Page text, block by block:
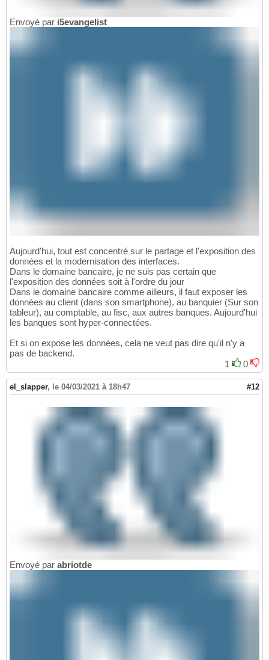
Envoyé par i5evangelist
Aujourd'hui, tout est concentré sur le partage et l'exposition des
données et la modernisation des interfaces.
Dans le domaine bancaire, je ne suis pas certain que
l'exposition des données soit à l'ordre du jour
Dans le domaine bancaire comme ailleurs, il faut exposer les
données au client (dans son smartphone), au banquier (Sur son
tableur), au comptable, au fisc, aux autres banques. Aujourd'hui
les banques sont hyper-connectées.
Et si on expose les données, cela ne veut pas dire qu'il n'y a
pas de backend.
1
0
el_slapper, le 04/03/2021 à 18h47 #12
Envoyé par abriotde